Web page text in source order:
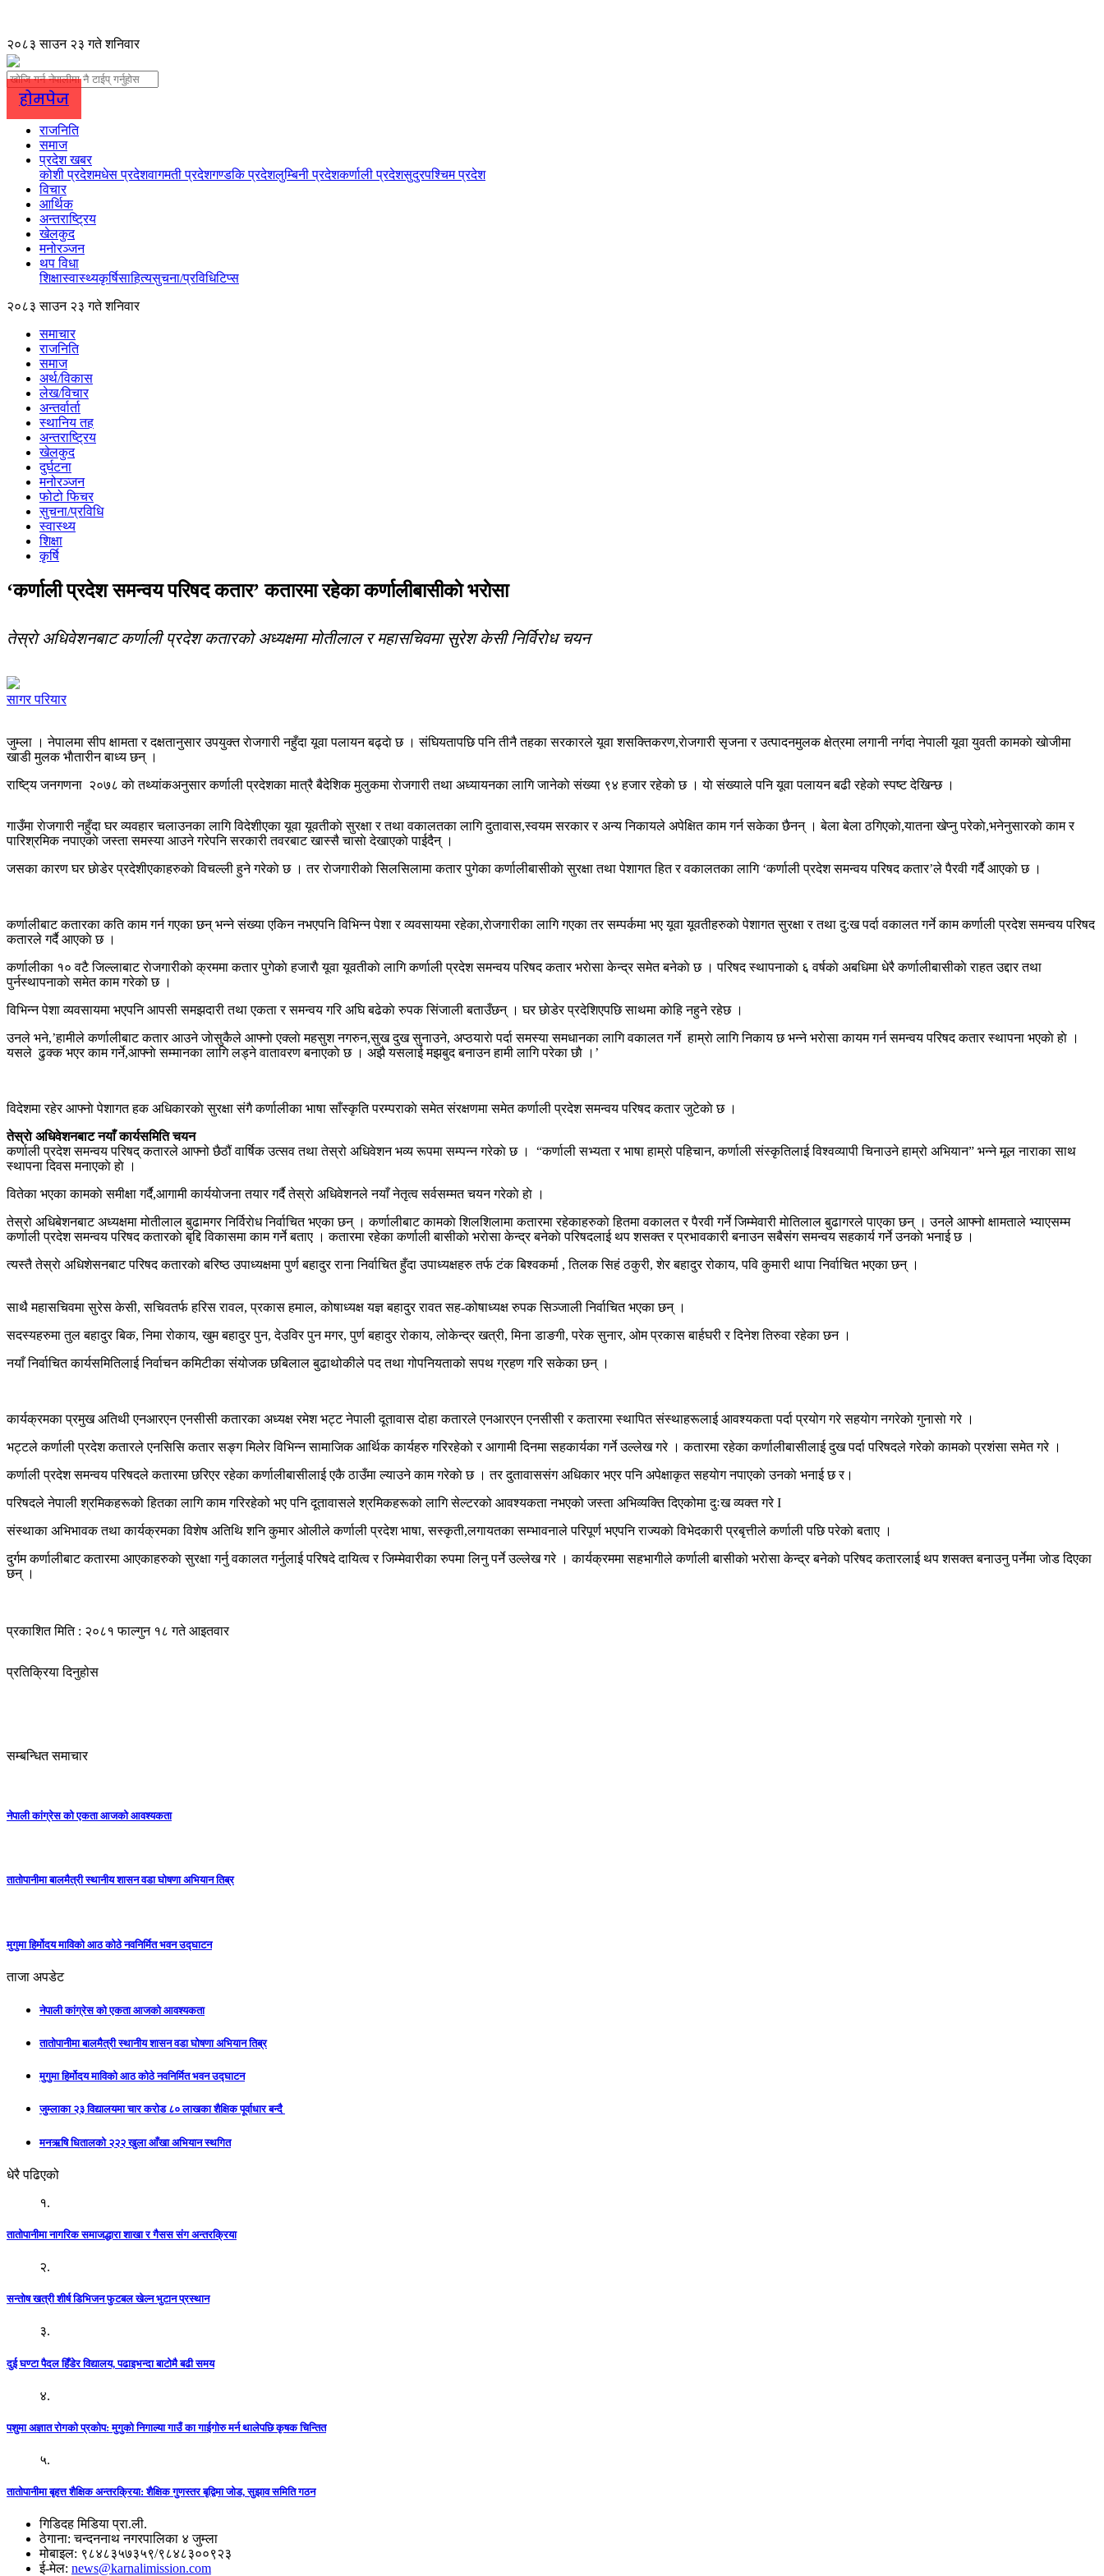
२०८३ साउन २३ गते शनिवार
होमपेज
राजनिति
समाज
प्रदेश खबर
कोशी प्रदेशमधेस प्रदेशवागमती प्रदेशगण्डकि प्रदेशलुम्बिनी प्रदेशकर्णाली प्रदेशसुदुरपश्चिम प्रदेश
विचार
आर्थिक
अन्तराष्ट्रिय
खेलकुद
मनोरञ्जन
थप विधा
शिक्षास्वास्थ्यकृर्षिसाहित्यसुचना/प्रविधिटिप्स
२०८३ साउन २३ गते शनिवार
समाचार
राजनिति
समाज
अर्थ/विकास
लेख/विचार
अन्तर्वार्ता
स्थानिय तह
अन्तराष्ट्रिय
खेलकुद
दुर्घटना
मनोरञ्जन
फोटो फिचर
सुचना/प्रविधि
स्वास्थ्य
शिक्षा
कृर्षि
‘कर्णाली प्रदेश समन्वय परिषद कतार’ कतारमा रहेका कर्णालीबासीकाे भराेसा
तेस्राे अधिवेशनबाट कर्णाली प्रदेश कतारको अध्यक्षमा मोतीलाल र महासचिवमा सुरेश केसी निर्विरोध चयन
सागर परियार
जुम्ला । नेपालमा सीप क्षामता र दक्षतानुसार उपयुक्त राेजगारी नहुँदा यूवा पलायन बढ्दाे छ । संघियतापछि पनि तीनै तहका सरकारले यूवा शसक्तिकरण,राेजगारी सृजना र उत्पादनमुलक क्षेत्रमा लगानी नर्गदा नेपाली यूवा युवती कामकाे खाेजीमा
खाडी मुलक भाैतारीन बाध्य छन् ।
राष्टि्य जनगणना २०७८ काे तथ्यांकअनुसार कर्णाली प्रदेशका मात्रै बैदेशिक मुलुकमा राेजगारी तथा अध्यायनका लागि जानेकाे संख्या ९४ हजार रहेकाे छ । याे संख्याले पनि यूवा पलायन बढी रहेकाे स्पष्ट देखिन्छ ।
गाउँमा राेजगारी नहुँदा घर व्यवहार चलाउनका लागि विदेशीएका यूवा यूवतीकाे सुरक्षा र तथा वकालतका लागि दुतावास,स्वयम सरकार र अन्य निकायले अपेक्षित काम गर्न सकेका छैनन् । बेला बेला ठगिएकाे,यातना खेप्नु परेकाे,भनेनुसारकाे काम र
पारिश्रमिक नपाएकाे जस्ता समस्या आउने गरेपनि सरकारी तवरबाट खास्सै चासाे देखाएकाे पाईदैन् ।
जसका कारण घर छाेडेर प्रदेशीएकाहरुकाे विचल्ली हुने गरेकाे छ । तर राेजगारीकाे सिलसिलामा कतार पुगेका कर्णालीबासीकाे सुरक्षा तथा पेशागत हित र वकालतका लागि ‘कर्णाली प्रदेश समन्वय परिषद कतार’ले पैरवी गर्दै आएकाे छ ।
कर्णालीबाट कतारका कति काम गर्न गएका छन् भन्ने संख्या एकिन नभएपनि विभिन्न पेशा र व्यवसायमा रहेका,राेजगारीका लागि गएका तर सम्पर्कमा भए यूवा यूवतीहरुकाे पेशागत सुरक्षा र तथा दु:ख पर्दा वकालत गर्ने काम कर्णाली प्रदेश समन्वय परिषद
कतारले गर्दै आएकाे छ ।
कर्णालीका १० वटै जिल्लाबाट राेजगारीकाे क्रममा कतार पुगेकाे हजाराै यूवा यूवतीकाे लागि कर्णाली प्रदेश समन्वय परिषद कतार भराेसा केन्द्र समेत बनेकाे छ । परिषद स्थापनाकाे ६ वर्षकाे अबधिमा धेरै कर्णालीबासीकाे राहत उद्दार तथा
पुर्नस्थापनाकाे समेत काम गरेकाे छ ।
विभिन्न पेशा व्यवसायमा भएपनि आपसी समझदारी तथा एकता र समन्वय गरि अघि बढेकाे रुपक सिंजाली बताउँछन् । घर छाेडेर प्रदेशिएपछि साथमा काेहि नहुने रहेछ ।
उनले भने,’हामीले कर्णालीबाट कतार आउने जाेसुकैले आफ्नाे एक्लाे महसुश नगरुन,सुख दुख सुनाउने, अप्ठयाराे पर्दा समस्या समधानका लागि वकालत गर्ने हाम्राे लागि निकाय छ भन्ने भराेसा कायम गर्न समन्वय परिषद कतार स्थापना भएकाे हाे ।
यसले ढुक्क भएर काम गर्ने,आफ्नाे सम्मानका लागि लड्ने वातावरण बनाएकाे छ । अझै यसलाई मझबुद बनाउन हामी लागि परेका छाै ।’
विदेशमा रहेर आफ्नाे पेशागत हक अधिकारकाे सुरक्षा संगै कर्णालीका भाषा साँस्कृति परम्पराकाे समेत संरक्षणमा समेत कर्णाली प्रदेश समन्वय परिषद कतार जुटेकाे छ ।
तेस्राे अधिवेशनबाट नयाँ कार्यसमिति चयन
कर्णाली प्रदेश समन्वय परिषद् कतारले आफ्नो छैठौं वार्षिक उत्सव तथा तेस्रो अधिवेशन भव्य रूपमा सम्पन्न गरेकाे छ । “कर्णाली सभ्यता र भाषा हाम्रो पहिचान, कर्णाली संस्कृतिलाई विश्वव्यापी चिनाउने हाम्रो अभियान” भन्ने मूल नाराका साथ
स्थापना दिवस मनाएकाे हाे ।
वितेका भएका कामकाे समीक्षा गर्दै,आगामी कार्ययाेजना तयार गर्दै तेस्राे अधिवेशनले नयाँ नेतृत्व सर्वसम्मत चयन गरेकाे हाे ।
तेस्रो अधिबेशनबाट अध्यक्षमा मोतीलाल बुढामगर निर्विराेध निर्वाचित भएका छन् । कर्णालीबाट कामकाे शिलशिलामा कतारमा रहेकाहरुकाे हितमा वकालत र पैरवी गर्ने जिम्मेवारी माेतिलाल बुढागरले पाएका छन् । उनलेे आफ्नाे क्षामताले भ्याएसम्म
कर्णाली प्रदेश समन्वय परिषद कतारकाे बृद्दि विकासमा काम गर्ने बताए । कतारमा रहेका कर्णाली बासीकाे भराेसा केन्द्र बनेकाे परिषदलाई थप शसक्त र प्रभावकारी बनाउन सबैसंग समन्वय सहकार्य गर्ने उनकाे भनाई छ ।
त्यस्तै तेस्राे अधिशेसनबाट परिषद कतारकाे बरिष्ठ उपाध्यक्षमा पुर्ण बहादुर राना निर्वाचित हुँदा उपाध्यक्षहरु तर्फ टंक बिश्वकर्मा , तिलक सिहं ठकुरी, शेर बहादुर रोकाय, पवि कुमारी थापा निर्वाचित भएका छन् ।
साथै महासचिवमा सुरेस केसी, सचिवतर्फ हरिस रावल, प्रकास हमाल, कोषाध्यक्ष यज्ञ बहादुर रावत सह-कोषाध्यक्ष रुपक सिञ्जाली निर्वाचित भएका छन् ।
सदस्यहरुमा तुल बहादुर बिक, निमा रोकाय, खुम बहादुर पुन, देउविर पुन मगर, पुर्ण बहादुर रोकाय, लोकेन्द्र खत्री, मिना डाङगी, परेक सुनार, ओम प्रकास बार्हघरी र दिनेश तिरुवा रहेका छन ।
नयाँ निर्वाचित कार्यसमितिलाई निर्वाचन कमिटीका संंयोजक छबिलाल बुढाथोकीले पद तथा गोपनियताको सपथ ग्रहण गरि सकेका छन् ।
कार्यक्रमका प्रमुख अतिथी एनआरएन एनसीसी कतारका अध्यक्ष रमेश भट्ट नेपाली दूतावास दोहा कतारले एनआरएन एनसीसी र कतारमा स्थापित संस्थाहरूलाई आवश्यकता पर्दा प्रयोग गरे सहयाेग नगरेकाे गुनासाे गरे ।
भट्टले कर्णाली प्रदेश कतारले एनसिसि कतार सङ्ग मिलेर विभिन्न सामाजिक आर्थिक कार्यहरु गरिरहेको र आगामी दिनमा सहकार्यका गर्ने उल्लेख गरे । कतारमा रहेका कर्णालीबासीलाई दुख पर्दा परिषदले गरेकाे कामकाे प्रशंसा समेत गरे ।
कर्णाली प्रदेश समन्वय परिषदले कतारमा छरिएर रहेका कर्णालीबासीलाई एकै ठाउँमा ल्याउने काम गरेकाे छ । तर दुतावाससंग अधिकार भएर पनि अपेक्षाकृत सहयाेग नपाएकाे उनकाे भनाई छ र।
परिषदले नेपाली श्रमिकहरूको हितका लागि काम गरिरहेको भए पनि दूतावासले श्रमिकहरूको लागि सेल्टरको आवश्यकता नभएको जस्ता अभिव्यक्ति दिएकोमा दुःख व्यक्त गरे I
संस्थाका अभिभावक तथा कार्यक्रमका विशेष अतिथि शनि कुमार ओलीले कर्णाली प्रदेश भाषा, सस्कृती,लगायतका सम्भावनाले परिपूर्ण भएपनि राज्यकाे विभेदकारी प्रबृत्तीले कर्णाली पछि परेकाे बताए ।
दुर्गम कर्णालीबाट कतारमा आएकाहरुकाे सुरक्षा गर्नु वकालत गर्नुलाई परिषदे दायित्व र जिम्मेवारीका रुपमा लिनु पर्ने उल्लेख गरे । कार्यक्रममा सहभागीले कर्णाली बासीकाे भराेसा केन्द्र बनेकाे परिषद कतारलाई थप शसक्त बनाउनु पर्नेमा जाेड दिएका
छन् ।
प्रकाशित मिति : २०८१ फाल्गुन १८ गते आइतवार
प्रतिक्रिया दिनुहोस
सम्बन्धित समाचार
नेपाली कांग्रेस को एकता आजको आवश्यकता
तातोपानीमा बालमैत्री स्थानीय शासन वडा घोषणा अभियान तिब्र
मुगुमा हिर्मोदय माविको आठ कोठे नवनिर्मित भवन उद्घाटन
ताजा अपडेट
नेपाली कांग्रेस को एकता आजको आवश्यकता
तातोपानीमा बालमैत्री स्थानीय शासन वडा घोषणा अभियान तिब्र
मुगुमा हिर्मोदय माविको आठ कोठे नवनिर्मित भवन उद्घाटन
जुम्लाका २३ विद्यालयमा चार करोड ८० लाखका शैक्षिक पूर्वाधार बन्दै
मनऋषि धितालको २२२ खुला आँखा अभियान स्थगित
धेरै पढिएको
१.
तातोपानीमा नागरिक समाजद्धारा शाखा र गैसस संग अन्तरक्रिया
२.
सन्तोष खत्री शीर्ष डिभिजन फुटबल खेल्न भुटान प्रस्थान
३.
दुई घण्टा पैदल हिँडेर विद्यालय, पढाइभन्दा बाटोमै बढी समय
४.
पशुमा अज्ञात रोगको प्रकोप: मुगुको निगाल्या गाउँ का गाईगोरु मर्न थालेपछि कृषक चिन्तित
५.
तातोपानीमा बृहत्त शैक्षिक अन्तरक्रिया: शैक्षिक गुणस्तर बृद्विमा जोड, सुझाव समिति गठन
गिडिदह मिडिया प्रा.ली.
ठेगाना: चन्दननाथ नगरपालिका ४ जुम्ला
मोबाइल: ९८४८३५७३५९/९८४८३००९२३
ई-मेल: news@karnalimission.com